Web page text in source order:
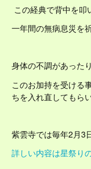
この経典で背中を叩
一年間の無病息災を
身体の不調があった
このお加持を受ける
ちを入れ直してもらい
紫雲寺では毎年2月3
詳しい内容は星祭り